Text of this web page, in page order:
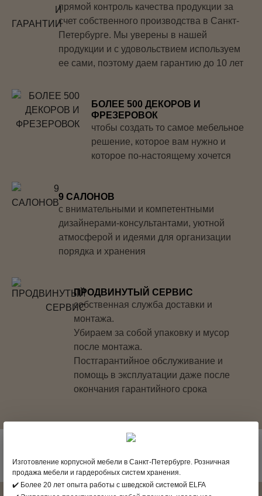
прямой контроль качества продукции за
счет собственного производства в Санкт-
Петербурге. Мы уверены в нашей
продукции и с удовольствием используем
ее сами, поэтому даем гарантию до 10 лет
БОЛЕЕ 500 ДЕКОРОВ И
ФРЕЗЕРОВОК
чтобы создать то самое мебельное
решение, которое вам нужно и
которое по-настоящему хочется
9 САЛОНОВ
с внимательными и компетентными
дизайнерами-консультантами, уютной
атмосферой и идеями для организации
порядка и хранения
ПРОДВИНУТЫЙ СЕРВИС
собственная служба доставки и
монтажа.
Убираем за собой упаковку и мусор
после монтажа.
Постгарантийное обслуживание и
помощь в эксплуатации даже после
окончания гарантийного срока
Изготовление корпусной мебели в Санкт-Петербурге. Розничная
продажа мебели и гардеробных систем хранения.
✔️ Более 20 лет опыта работы с шведской системой ELFA